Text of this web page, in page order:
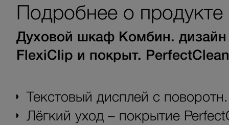
Подробнее о продукте
Духовой шкаф Комбин.
FlexiClip и покрыт.
Текстовый дисплей с
Лёгкий уход – покрытие